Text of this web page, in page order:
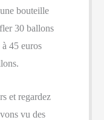
bouteille
30 ballons
45 euros
et regardez
vu des